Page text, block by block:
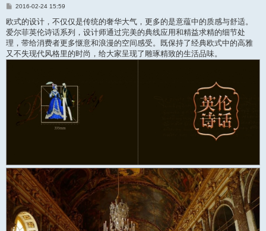
帖
2016-02-24 15:59
欧式的设计，不仅仅是传统的奢华大气，更多的是意蕴中的质感与舒适。
爱尔菲英伦诗话系列，设计师通过完美的典线应用和精益求精的细节处
理，带给消费者更多惬意和浪漫的空间感受。既保持了经典欧式中的高雅
又不失现代风格里的时尚，给大家呈现了雕琢精致的生活品味。